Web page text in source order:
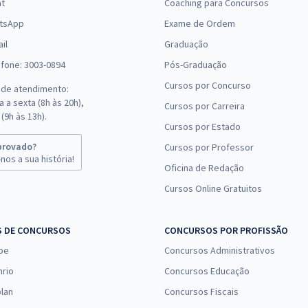
específicas. A SELECON é uma organizadora
por exemplo, têm provas muito mais voltadas para as leis,
ótima dica para quem deseja conquistar uma vaga nos
não têm um nível muito elevado. Além disso, como já
anteriores da SELECON, além de estudar com nossos
3003-0894
atendimento:
a sexta (8h às 20h),
às 13h).
a sua história!
Coaching para Concursos
Exame de Ordem
Graduação
Pós-Graduação
Cursos por Concurso
Cursos por Carreira
Cursos por Estado
Cursos por Professor
Oficina de Redação
Cursos Online Gratuitos
DE CONCURSOS
CONCURSOS POR PROFISSÃO
Concursos Administrativos
Concursos Educação
Concursos Fiscais